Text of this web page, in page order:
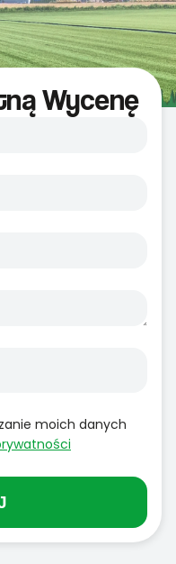
Wycenę
moich danych